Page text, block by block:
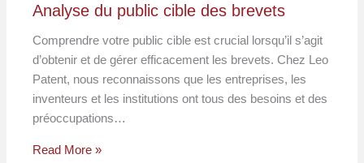
Analyse du public cible des brevets
Comprendre votre public cible est crucial lorsqu’il s’agit
d’obtenir et de gérer efficacement les brevets. Chez Leo
Patent, nous reconnaissons que les entreprises, les
inventeurs et les institutions ont tous des besoins et des
préoccupations…
Read More »